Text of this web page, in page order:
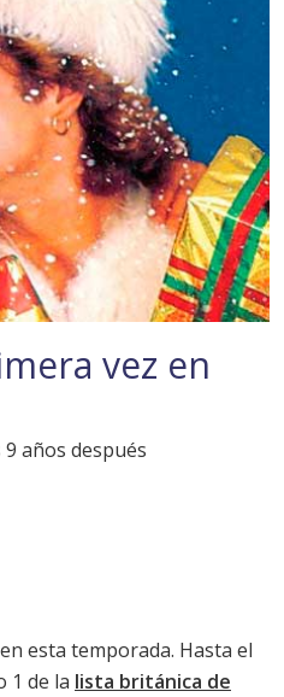
vez en
años después
esta temporada. Hasta el
1 de la lista británica de